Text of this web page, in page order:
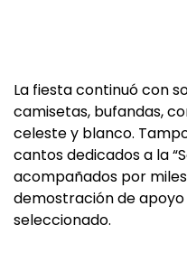
La fiesta continuó con
camisetas, bufandas,
celeste y blanco.
cantos dedicados a la
acompañados por
demostración de
seleccionado.